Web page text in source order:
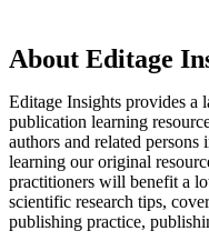
About Editage
Editage Insights provides a
publication learning
authors and related
learning our original
practitioners will benefit a
scientific research tips,
publishing practice,